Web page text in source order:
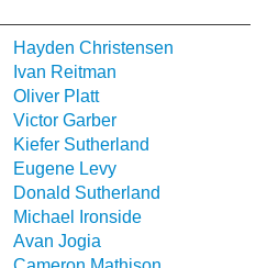
Hayden Christensen
Ivan Reitman
Oliver Platt
Victor Garber
Kiefer Sutherland
Eugene Levy
Donald Sutherland
Michael Ironside
Avan Jogia